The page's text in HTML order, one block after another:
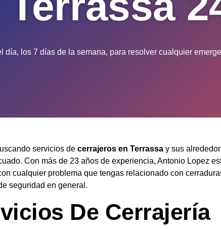
día, los 7 días de la semana, para resolver cualquier
servicios de cerrajeros en Terrassa y sus
Con más de 23 años de experiencia, Antonio Lopez
cualquier problema que tengas relacionado con
seguridad en general.
De Cerrajería